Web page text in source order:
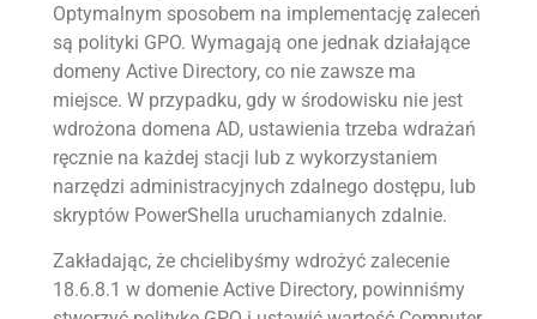
Optymalnym sposobem na implementację zaleceń
są polityki GPO. Wymagają one jednak działające
domeny Active Directory, co nie zawsze ma
miejsce. W przypadku, gdy w środowisku nie jest
wdrożona domena AD, ustawienia trzeba wdrażań
ręcznie na każdej stacji lub z wykorzystaniem
narzędzi administracyjnych zdalnego dostępu, lub
skryptów PowerShella uruchamianych zdalnie.
Zakładając, że chcielibyśmy wdrożyć zalecenie
18.6.8.1 w domenie Active Directory, powinniśmy